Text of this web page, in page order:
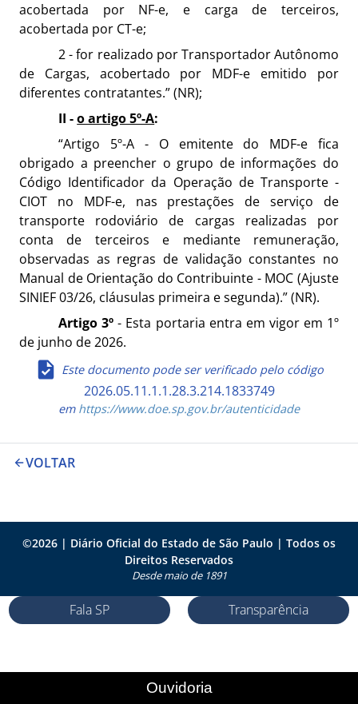
acobertada por NF-e, e carga de terceiros,
acobertada por CT-e;
2 - for realizado por Transportador Autônomo
de Cargas, acobertado por MDF-e emitido por
diferentes contratantes.” (NR);
II -o artigo 5º-A:
“Artigo 5º-A - O emitente do MDF-e fica
obrigado a preencher o grupo de informações do
Código Identificador da Operação de Transporte -
CIOT no MDF-e, nas prestações de serviço de
transporte rodoviário de cargas realizadas por
conta de terceiros e mediante remuneração,
observadas as regras de validação constantes no
Manual de Orientação do Contribuinte - MOC (Ajuste
SINIEF 03/26, cláusulas primeira e segunda).” (NR).
Artigo 3º - Esta portaria entra em vigor em 1º
de junho de 2026.
Este documento pode ser verificado pelo código
2026.05.11.1.1.28.3.214.1833749
emhttps://www.doe.sp.gov.br/autenticidade
VOLTAR
©2026 | Diário Oficial do Estado de São Paulo | Todos os
Direitos Reservados
Desde maio de 1891
Fala SP Transparência
Ouvidoria